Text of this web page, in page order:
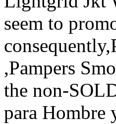
seem to
,Pampers
the non-
para Hombre